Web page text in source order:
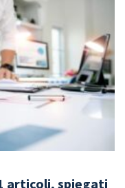
articoli, spiegati